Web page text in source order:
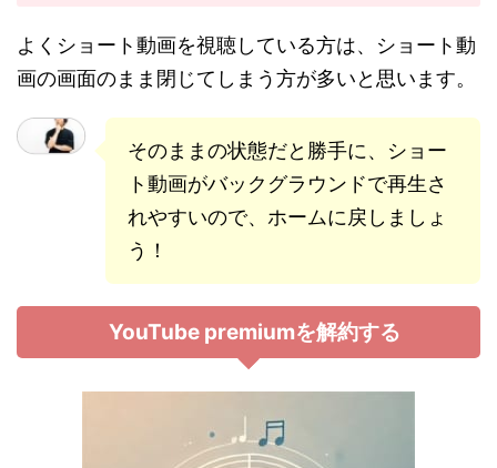
よくショート動画を視聴している方は、ショート動
画の画面のまま閉じてしまう方が多いと思います。
そのままの状態だと勝手に、ショー
ト動画がバックグラウンドで再生さ
れやすいので、ホームに戻しましょ
う！
YouTube premiumを解約する